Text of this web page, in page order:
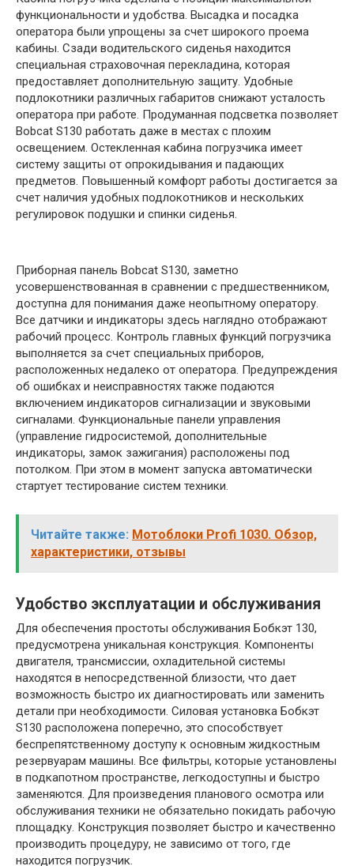
функциональности и удобства. Высадка и посадка
оператора были упрощены за счет широкого проема
кабины. Сзади водительского сиденья находится
специальная страховочная перекладина, которая
предоставляет дополнительную защиту. Удобные
подлокотники различных габаритов снижают усталость
оператора при работе. Продуманная подсветка позволяет
Bobcat S130 работать даже в местах с плохим
освещением. Остекленная кабина погрузчика имеет
систему защиты от опрокидывания и падающих
предметов. Повышенный комфорт работы достигается за
счет наличия удобных подлокотников и нескольких
регулировок подушки и спинки сиденья.
Приборная панель Bobcat S130, заметно
усовершенствованная в сравнении с предшественником,
доступна для понимания даже неопытному оператору.
Все датчики и индикаторы здесь наглядно отображают
рабочий процесс. Контроль главных функций погрузчика
выполняется за счет специальных приборов,
расположенных недалеко от оператора. Предупреждения
об ошибках и неисправностях также подаются
включением индикаторов сигнализации и звуковыми
сигналами. Функциональные панели управления
(управление гидросистемой, дополнительные
индикаторы, замок зажигания) расположены под
потолком. При этом в момент запуска автоматически
стартует тестирование систем техники.
Читайте также: Мотоблоки Profi 1030. Обзор,
характеристики, отзывы
Удобство эксплуатации и обслуживания
Для обеспечения простоты обслуживания Бобкэт 130,
предусмотрена уникальная конструкция. Компоненты
двигателя, трансмиссии, охладительной системы
находятся в непосредственной близости, что дает
возможность быстро их диагностировать или заменить
детали при необходимости. Силовая установка Бобкэт
S130 расположена поперечно, это способствует
беспрепятственному доступу к основным жидкостным
резервуарам машины. Все фильтры, которые установлены
в подкапотном пространстве, легкодоступны и быстро
заменяются. Для произведения планового осмотра или
обслуживания техники не обязательно покидать рабочую
площадку. Конструкция позволяет быстро и качественно
производить процедуру, не зависимо от того, где
находится погрузчик.